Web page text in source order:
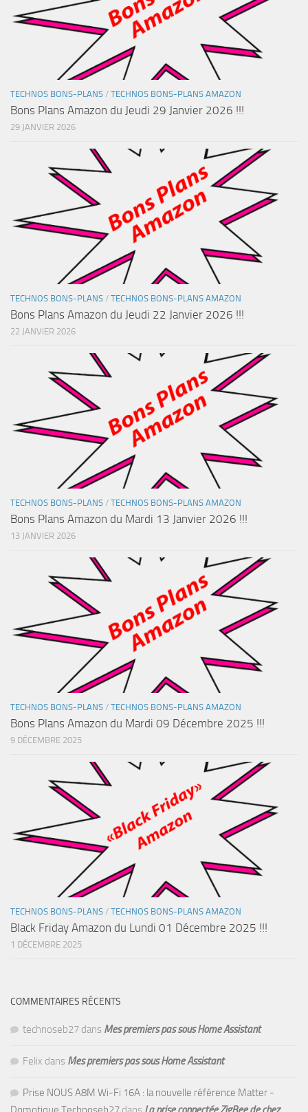
TECHNOS BONS-PLANS / TECHNOS BONS-PLANS AMAZON
Bons Plans Amazon du Jeudi 29 Janvier 2026 !!!
29 JANVIER 2026
TECHNOS BONS-PLANS / TECHNOS BONS-PLANS AMAZON
Bons Plans Amazon du Jeudi 22 Janvier 2026 !!!
22 JANVIER 2026
TECHNOS BONS-PLANS / TECHNOS BONS-PLANS AMAZON
Bons Plans Amazon du Mardi 13 Janvier 2026 !!!
13 JANVIER 2026
TECHNOS BONS-PLANS / TECHNOS BONS-PLANS AMAZON
Bons Plans Amazon du Mardi 09 Décembre 2025 !!!
9 DÉCEMBRE 2025
TECHNOS BONS-PLANS / TECHNOS BONS-PLANS AMAZON
Black Friday Amazon du Lundi 01 Décembre 2025 !!!
1 DÉCEMBRE 2025
COMMENTAIRES RÉCENTS
technoseb27 dans Mes premiers pas sous Home Assistant
Felix dans Mes premiers pas sous Home Assistant
Prise NOUS A8M Wi-Fi 16A : la nouvelle référence Matter -